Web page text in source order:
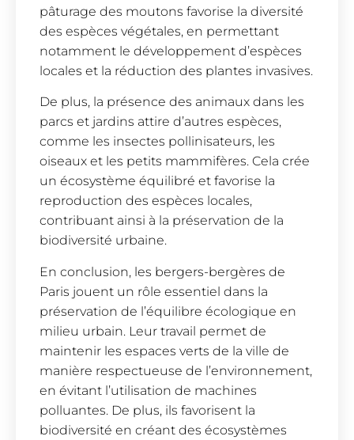
pâturage des moutons favorise la diversité
des espèces végétales, en permettant
notamment le développement d’espèces
locales et la réduction des plantes invasives.
De plus, la présence des animaux dans les
parcs et jardins attire d’autres espèces,
comme les insectes pollinisateurs, les
oiseaux et les petits mammifères. Cela crée
un écosystème équilibré et favorise la
reproduction des espèces locales,
contribuant ainsi à la préservation de la
biodiversité urbaine.
En conclusion, les bergers-bergères de
Paris jouent un rôle essentiel dans la
préservation de l’équilibre écologique en
milieu urbain. Leur travail permet de
maintenir les espaces verts de la ville de
manière respectueuse de l’environnement,
en évitant l’utilisation de machines
polluantes. De plus, ils favorisent la
biodiversité en créant des écosystèmes